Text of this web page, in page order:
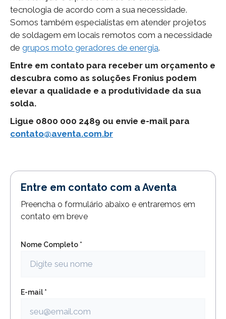
tecnologia de acordo com a sua necessidade.
Somos também especialistas em atender projetos
de soldagem em locais remotos com a necessidade
de grupos moto geradores de energia.
Entre em contato para receber um orçamento e
descubra como as soluções Fronius podem
elevar a qualidade e a produtividade da sua
solda.
Ligue 0800 000 2489 ou envie e-mail para
contato@aventa.com.br
Entre em contato com a Aventa
Preencha o formulário abaixo e entraremos em
contato em breve
Nome Completo *
E-mail *